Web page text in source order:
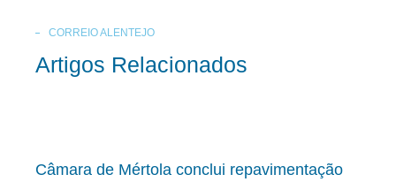
CORREIO ALENTEJO
Artigos Relacionados
Câmara de Mértola conclui repavimentação